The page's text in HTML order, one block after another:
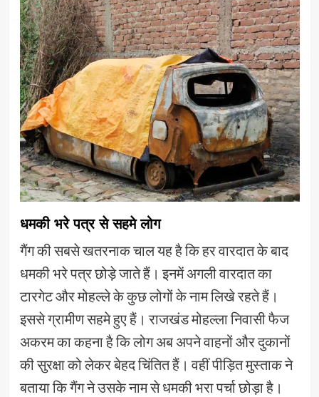
धमकी भरे पत्र से सहमे लोग
गैंग की सबसे खतरनाक चाल यह है कि हर वारदात के बाद
धमकी भरे पत्र छोड़े जाते हैं। इनमें अगली वारदात का
टारगेट और मोहल्ले के कुछ लोगों के नाम लिखे रहते हैं।
इससे ग्रामीण सहमे हुए हैं। राजखंड मोहल्ला निवासी फैज
अकरम का कहना है कि लोग अब अपने वाहनों और दुकानों
की सुरक्षा को लेकर बेहद चिंतित हैं। वहीं पीड़ित मुस्ताक ने
बताया कि गैंग ने उसके नाम से धमकी भरा पर्चा छोड़ा है।